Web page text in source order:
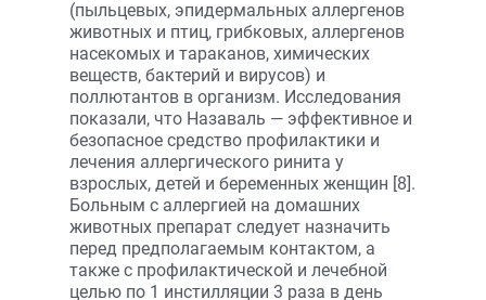
(пыльцевых, эпидермальных аллергенов
животных и птиц, грибковых, аллергенов
насекомых и тараканов, химических
веществ, бактерий и вирусов) и
поллютантов в организм. Исследования
показали, что Назаваль — эффективное и
безопасное средство профилактики и
лечения аллергического ринита у
взрослых, детей и беременных женщин [8].
Больным с аллергией на домашних
животных препарат следует назначить
перед предполагаемым контактом, а
также с профилактической и лечебной
целью по 1 инстилляции 3 раза в день